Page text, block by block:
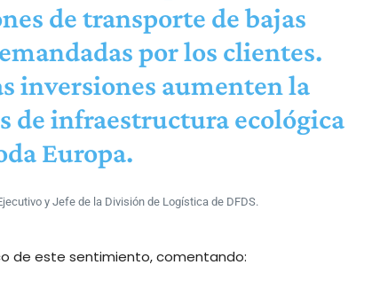
de transporte de bajas
por los clientes.
inversiones aumenten la
de infraestructura ecológica
Europa.
y Jefe de la División de Logística de DFDS.
de este sentimiento, comentando: